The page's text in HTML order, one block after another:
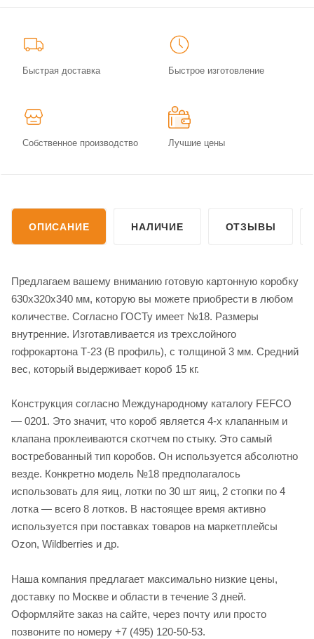
Быстрая доставка Быстрое изготовление
Собственное производство Лучшие цены
ОПИСАНИЕ НАЛИЧИЕ ОТЗЫВЫ
Предлагаем вашему вниманию готовую картонную коробку
630х320х340 мм, которую вы можете приобрести в любом
количестве. Согласно ГОСТу имеет №18. Размеры
внутренние. Изготавливается из трехслойного
гофрокартона Т-23 (В профиль), с толщиной 3 мм. Средний
вес, который выдерживает короб 15 кг.
Конструкция согласно Международному каталогу FEFCO
— 0201. Это значит, что короб является 4-х клапанным и
клапана проклеиваются скотчем по стыку. Это самый
востребованный тип коробов. Он используется абсолютно
везде. Конкретно модель №18 предполагалось
использовать для яиц, лотки по 30 шт яиц, 2 стопки по 4
лотка — всего 8 лотков. В настоящее время активно
используется при поставках товаров на маркетплейсы
Ozon, Wildberries и др.
Наша компания предлагает максимально низкие цены,
доставку по Москве и области в течение 3 дней.
Оформляйте заказ на сайте, через почту или просто
позвоните по номеру +7 (495) 120-50-53.